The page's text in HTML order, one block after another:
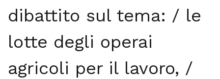
dibattito sul tema: / le
lotte degli operai
agricoli per il lavoro, /